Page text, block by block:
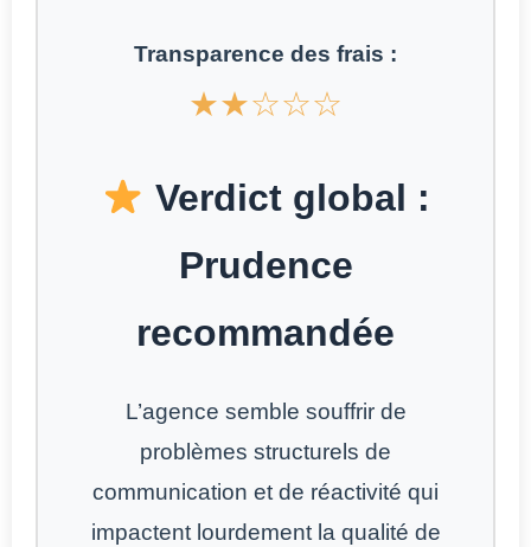
Transparence des frais :
★★☆☆☆
Verdict global :
Prudence
recommandée
L’agence semble souffrir de
problèmes structurels de
communication et de réactivité qui
impactent lourdement la qualité de